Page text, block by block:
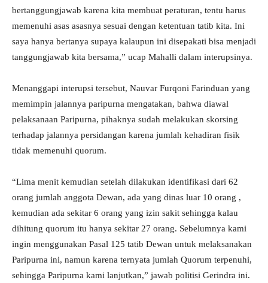
bertanggungjawab karena kita membuat peraturan, tentu harus
memenuhi asas asasnya sesuai dengan ketentuan tatib kita. Ini
saya hanya bertanya supaya kalaupun ini disepakati bisa menjadi
tanggungjawab kita bersama,” ucap Mahalli dalam interupsinya.
Menanggapi interupsi tersebut, Nauvar Furqoni Farinduan yang
memimpin jalannya paripurna mengatakan, bahwa diawal
pelaksanaan Paripurna, pihaknya sudah melakukan skorsing
terhadap jalannya persidangan karena jumlah kehadiran fisik
tidak memenuhi quorum.
“Lima menit kemudian setelah dilakukan identifikasi dari 62
orang jumlah anggota Dewan, ada yang dinas luar 10 orang ,
kemudian ada sekitar 6 orang yang izin sakit sehingga kalau
dihitung quorum itu hanya sekitar 27 orang. Sebelumnya kami
ingin menggunakan Pasal 125 tatib Dewan untuk melaksanakan
Paripurna ini, namun karena ternyata jumlah Quorum terpenuhi,
sehingga Paripurna kami lanjutkan,” jawab politisi Gerindra ini.